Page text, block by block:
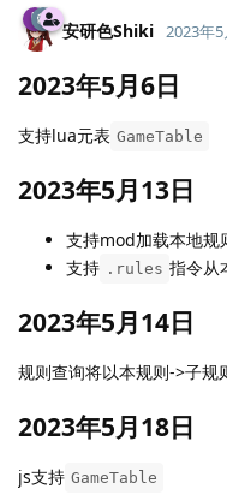
安研色Shiki 2023年5
2023年5月6日
支持lua元表 GameTable
2023年5月13日
支持mod加载本地
支持 .rules 指令从
2023年5月14日
规则查询将以本规则->子规
2023年5月18日
js支持 GameTable